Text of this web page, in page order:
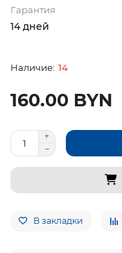
Гарантия
14 дней
14
160.00 BYN
В закладки